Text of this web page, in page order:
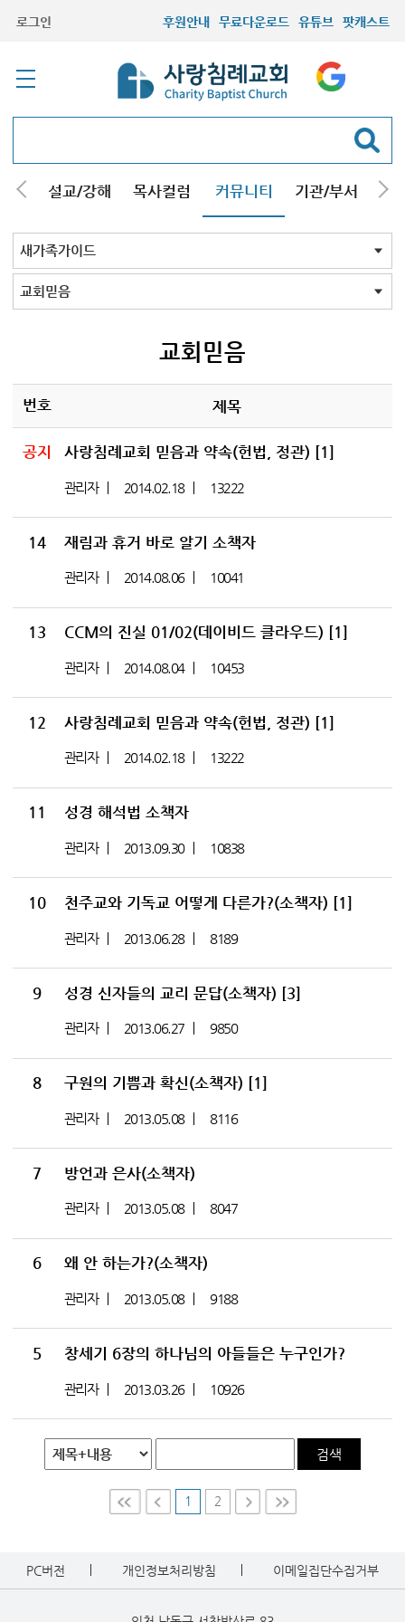
로그인 후원안내 무료다운로드 유튜브 팟캐스트
내 설교/강해 목사컬럼 커뮤니티 기관/부서 선
최근등록자료
자유게시판
교회소식
성도컬럼
새가족사진
새가족가이드
포토앨범
찬양쉼터
신앙도서
성경읽기퀴즈
기도부탁
새가족가이드 전체
필수기사
필수강해 40선
교회믿음
교회믿음
번호 제목
공지 사랑침례교회 믿음과 약속(헌법, 정관) [1]
관리자 2014.02.18 13222
14 재림과 휴거 바로 알기 소책자
관리자 2014.08.06 10041
13 CCM의 진실 01/02(데이비드 클라우드) [1]
관리자 2014.08.04 10453
12 사랑침례교회 믿음과 약속(헌법, 정관) [1]
관리자 2014.02.18 13222
11 성경 해석법 소책자
관리자 2013.09.30 10838
10 천주교와 기독교 어떻게 다른가?(소책자) [1]
관리자 2013.06.28 8189
9 성경 신자들의 교리 문답(소책자) [3]
관리자 2013.06.27 9850
8 구원의 기쁨과 확신(소책자) [1]
관리자 2013.05.08 8116
7 방언과 은사(소책자)
관리자 2013.05.08 8047
6 왜 안 하는가?(소책자)
관리자 2013.05.08 9188
5 창세기 6장의 하나님의 아들들은 누구인가?
관리자 2013.03.26 10926
검색
1
2
PC버전 개인정보처리방침 이메일집단수집거부